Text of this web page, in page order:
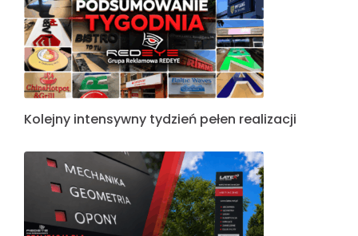
Kolejny intensywny tydzień pełen realizacji